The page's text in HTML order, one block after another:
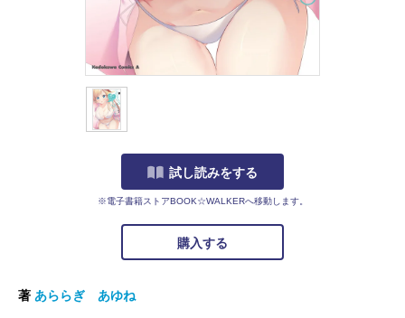
試し読みをする
※電子書籍ストアBOOK☆WALKERへ移動します。
購入する
著 あららぎ あゆね